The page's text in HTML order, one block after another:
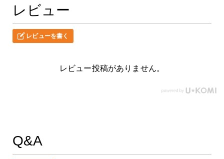
レビュー
レビューを書く
レビュー投稿がありません。
Q&A